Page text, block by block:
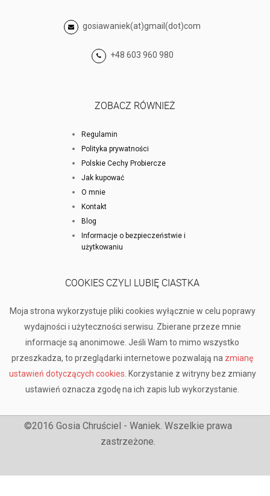
gosiawaniek(at)gmail(dot)com
+48 603 960 980
ZOBACZ RÓWNIEŻ
Regulamin
Polityka prywatności
Polskie Cechy Probiercze
Jak kupować
O mnie
Kontakt
Blog
Informacje o bezpieczeństwie i
użytkowaniu
COOKIES CZYLI LUBIĘ CIASTKA
Moja strona wykorzystuje pliki cookies wyłącznie w celu poprawy
wydajności i użyteczności serwisu. Zbierane przeze mnie
informacje są anonimowe. Jeśli Wam to mimo wszystko
przeszkadza, to przeglądarki internetowe pozwalają na zmianę
ustawień dotyczących cookies . Korzystanie z witryny bez zmiany
ustawień oznacza zgodę na ich zapis lub wykorzystanie.
©2016 Gosia Chruściel - Waniek. Wszelkie prawa
zastrzeżone.